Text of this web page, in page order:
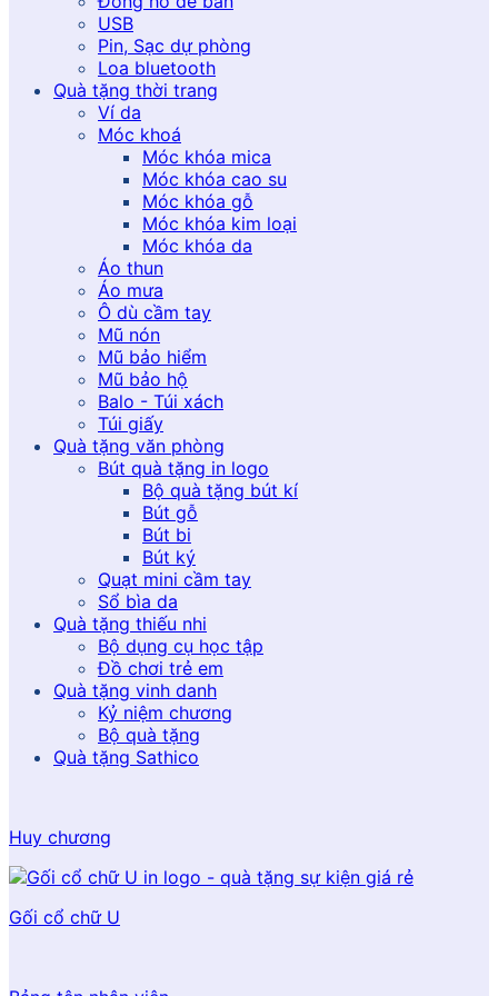
USB
Pin, Sạc dự phòng
Loa bluetooth
Quà tặng thời trang
Ví da
Móc khoá
Móc khóa mica
Móc khóa cao su
Móc khóa gỗ
Móc khóa kim loại
Móc khóa da
Áo thun
Áo mưa
Ô dù cầm tay
Mũ nón
Mũ bảo hiểm
Mũ bảo hộ
Balo - Túi xách
Túi giấy
Quà tặng văn phòng
Bút quà tặng in logo
Bộ quà tặng bút kí
Bút gỗ
Bút bi
Bút ký
Quạt mini cầm tay
Sổ bìa da
Quà tặng thiếu nhi
Bộ dụng cụ học tập
Đồ chơi trẻ em
Quà tặng vinh danh
Kỷ niệm chương
Bộ quà tặng
Quà tặng Sathico
Huy chương
Gối cổ chữ U